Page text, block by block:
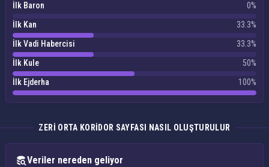
İlk Baron
0%
İlk Kan
33.3%
İlk Vadi Habercisi
33.3%
İlk Kule
50%
İlk Ejderha
100%
ZERI ORTA KORIDOR SAYFASI NASIL OLUŞTURULUR
Veriler nereden geliyor